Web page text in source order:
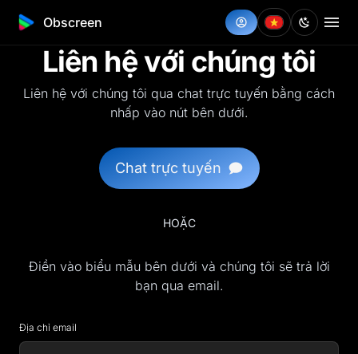
Obscreen
Liên hệ với chúng tôi
Liên hệ với chúng tôi qua chat trực tuyến bằng cách
nhấp vào nút bên dưới.
Chat trực tuyến
HOẶC
Điền vào biểu mẫu bên dưới và chúng tôi sẽ trả lời
bạn qua email.
Địa chỉ email